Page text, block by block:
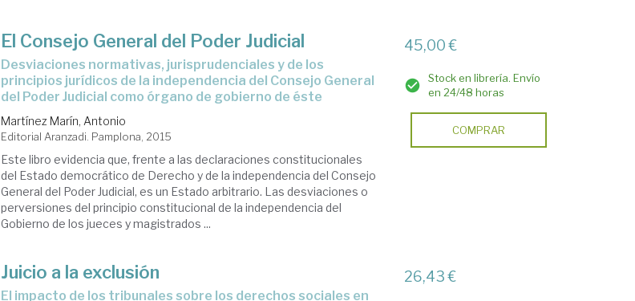
El Consejo General del Poder Judicial
desviaciones normativas, jurisprudenciales y de los
principios jurídicos de la independencia del Consejo General
del Poder Judicial como órgano de gobierno de éste
Martínez Marín, Antonio
Editorial Aranzadi. Pamplona, 2015
Este libro evidencia que, frente a las declaraciones constitucionales
del Estado democrático de Derecho y de la independencia del Consejo
General del Poder Judicial, es un Estado arbitrario. Las desviaciones o
perversiones del principio constitucional de la independencia del
Gobierno de los jueces y magistrados ...
45,00 €
Stock en librería. Envío
en 24/48 horas
COMPRAR
Juicio a la exclusión
el impacto de los tribunales sobre los derechos sociales en
26,43 €